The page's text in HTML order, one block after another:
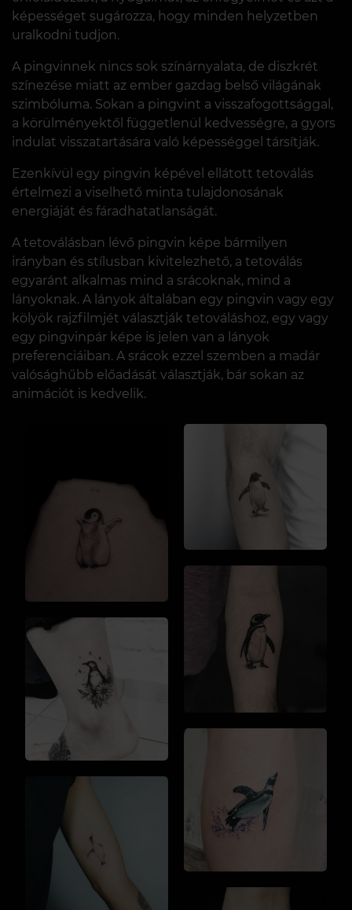
képességet sugározza, hogy minden helyzetben
uralkodni tudjon.
A pingvinnek nincs sok színárnyalata, de diszkrét
színezése miatt az ember gazdag belső világának
szimbóluma. Sokan a pingvint a visszafogottsággal,
a körülményektől függetlenül kedvességre, a gyors
indulat visszatartására való képességgel társítják.
Ezenkívül egy pingvin képével ellátott tetoválás
értelmezi a viselhető minta tulajdonosának
energiáját és fáradhatatlanságát.
A tetoválásban lévő pingvin képe bármilyen
irányban és stílusban kivitelezhető, a tetoválás
egyaránt alkalmas mind a srácoknak, mind a
lányoknak. A lányok általában egy pingvin vagy egy
kölyök rajzfilmjét választják tetováláshoz, egy vagy
egy pingvinpár képe is jelen van a lányok
preferenciáiban. A srácok ezzel szemben a madár
valósághűbb előadását választják, bár sokan az
animációt is kedvelik.